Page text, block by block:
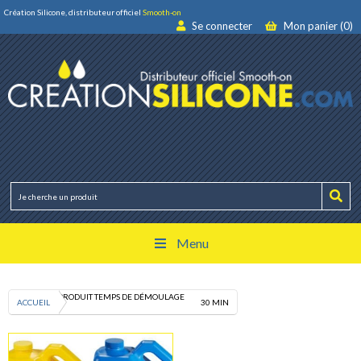
Création Silicone, distributeur officiel Smooth-on
Se connecter Mon panier (0)
Menu
ACCUEIL
PRODUIT TEMPS DE DÉMOULAGE
30 MIN